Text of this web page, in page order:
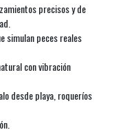
precisos y de
simulan peces reales
con vibración
desde playa, roqueríos